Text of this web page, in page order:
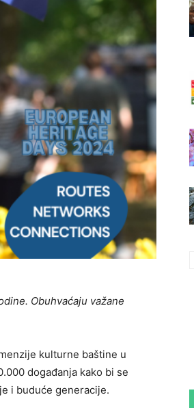
Obuhvaćaju važane
kulturne baštine u
događanja kako bi se
i buduće generacije.